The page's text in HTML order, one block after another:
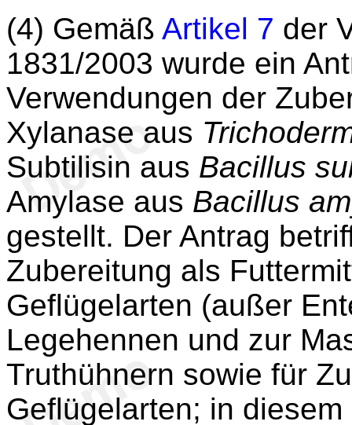
(4) Gemäß Artikel 7 der
1831/2003 wurde ein
Verwendungen der
Xylanase aus
Subtilisin aus Bacillus
Amylase aus Bacillus
gestellt. Der Antrag
Zubereitung als
Geflügelarten (außer
Legehennen und zur
Truthühnern sowie für
Geflügelarten; in